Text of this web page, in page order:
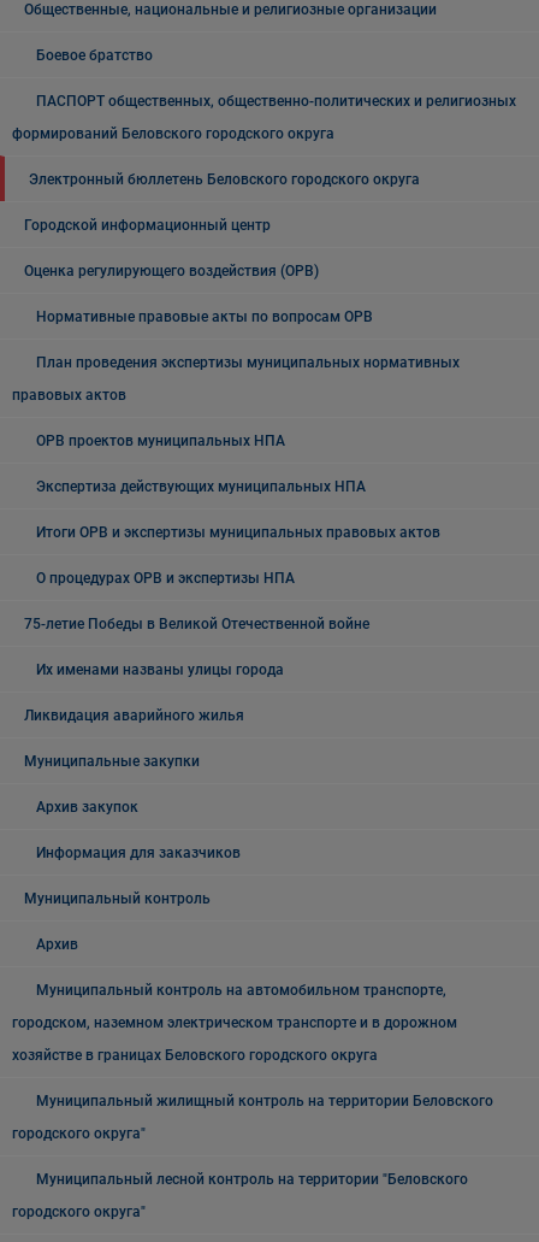
Общественные, национальные и религиозные организации
Боевое братство
ПАСПОРТ общественных, общественно-политических и религиозных
формирований Беловского городского округа
Электронный бюллетень Беловского городского округа
Городской информационный центр
Оценка регулирующего воздействия (ОРВ)
Нормативные правовые акты по вопросам ОРВ
План проведения экспертизы муниципальных нормативных
правовых актов
ОРВ проектов муниципальных НПА
Экспертиза действующих муниципальных НПА
Итоги ОРВ и экспертизы муниципальных правовых актов
О процедурах ОРВ и экспертизы НПА
75-летие Победы в Великой Отечественной войне
Их именами названы улицы города
Ликвидация аварийного жилья
Муниципальные закупки
Архив закупок
Информация для заказчиков
Муниципальный контроль
Архив
Муниципальный контроль на автомобильном транспорте,
городском, наземном электрическом транспорте и в дорожном
хозяйстве в границах Беловского городского округа
Муниципальный жилищный контроль на территории Беловского
городского округа"
Муниципальный лесной контроль на территории "Беловского
городского округа"